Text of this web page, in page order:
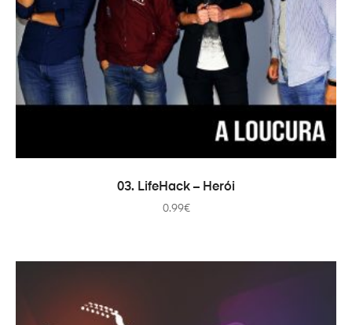
ADAUGĂ ÎN COȘ
03. LifeHack – Herói
0.99€